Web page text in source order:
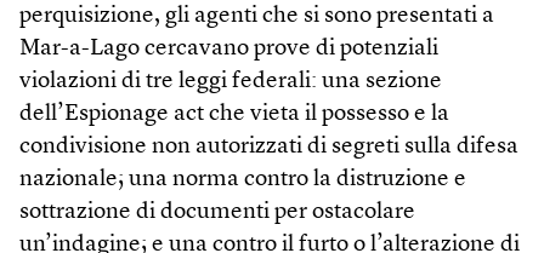
perquisizione, gli agenti che si sono presentati a
Mar-a-Lago cercavano prove di potenziali
violazioni di tre leggi federali: una sezione
dell’Espionage act che vieta il possesso e la
condivisione non autorizzati di segreti sulla difesa
nazionale; una norma contro la distruzione e
sottrazione di documenti per ostacolare
un’indagine; e una contro il furto o l’alterazione di